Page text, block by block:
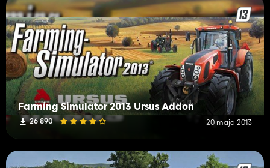
Farming Simulator 2013 Ursus Addon
26 890 20 maja 2013